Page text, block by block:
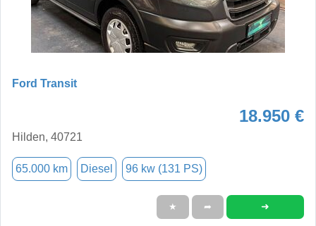
Ford Transit
18.950 €
Hilden, 40721
65.000 km Diesel 96 kw (131 PS)
★ ➦ ➜